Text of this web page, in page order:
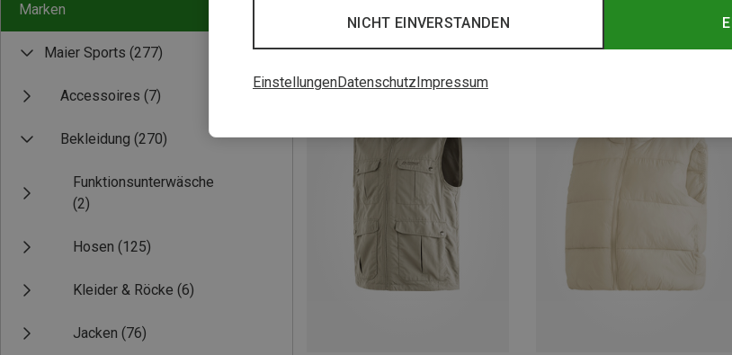
Marken
Maier Sports (277)
Accessoires (7)
Bekleidung (270)
Funktionsunterwäsche
(2)
Hosen (125)
Kleider & Röcke (6)
Jacken (76)
NICHT EINVERSTANDEN
EinstellungenDatenschutzImpressum